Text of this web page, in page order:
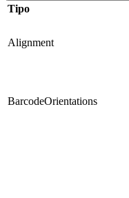
Tipo
Alignment
BarcodeOrientations